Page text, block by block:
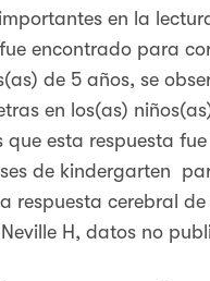
en la
encontrado para
de 5 años, se
en los(as)
esta respuesta
de kindergarten
respuesta cerebral
H, datos no